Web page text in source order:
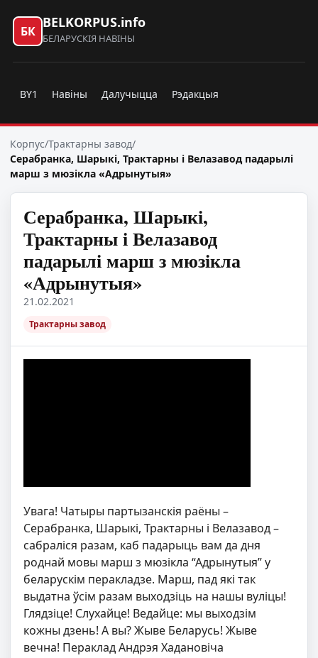
БК
BELKORPUS.info
БЕЛАРУСКІЯ НАВІНЫ
BY1 Навіны Далучыцца Рэдакцыя
Корпус/Трактарны завод/
Серабранка, Шарыкі, Трактарны і Велазавод падарылі
марш з мюзікла «Адрынутыя»
Серабранка, Шарыкі,
Трактарны і Велазавод
падарылі марш з мюзікла
«Адрынутыя»
21.02.2021
Трактарны завод
Увага! Чатыры партызанскiя раёны –
Серабранка, Шарыкі, Трактарны і Велазавод –
сабраліся разам, каб падарыць вам да дня
роднай мовы марш з мюзікла “Адрынутыя” у
беларускім перакладзе. Марш, пад які так
выдатна ўсім разам выходзіць на нашы вуліцы!
Глядзіце! Слухайце! Ведайце: мы выходзім
кожны дзень! А вы? Жыве Беларусь! Жыве
вечна! Пераклад Андрэя Хадановiча